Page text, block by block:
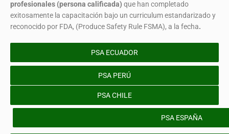
profesionales (persona calificada) que han completado
exitosamente la capacitación bajo un curriculum estandarizado y
reconocido por FDA, (Produce Safety Rule FSMA), a la fecha.
PSA ECUADOR
PSA PERÚ
PSA CHILE
PSA ESPAÑA